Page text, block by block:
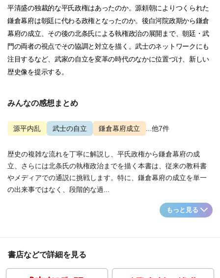
平清盛の独裁的な平氏政権はあったのか。源頼朝によりつくられた
鎌倉幕府は朝廷に代わる政権となったのか。後白河院政期から鎌倉
幕府の成立、その後の北条氏による執権政治の展開まで、朝廷・武
門の両者の視点でその協調と対立を描く。武士のネットワークにも
注目するなど、武家の自立を変革の時代のなかに位置づけ、新しい
歴史像を提示する。
みんなの感想まとめ
源平内乱 武士の自立 鎌倉幕府成立 ...他7件
歴史の複雑な流れを丁寧に解説し、平氏政権から鎌倉幕府の成
立、さらには北条氏の執権政治までを描く本書は、従来の教科書
やメディアでの通説に挑戦します。特に、鎌倉幕府の成立を単一
の出来事ではなく、段階的な過...
もっと見る
書店などで詳細を見る